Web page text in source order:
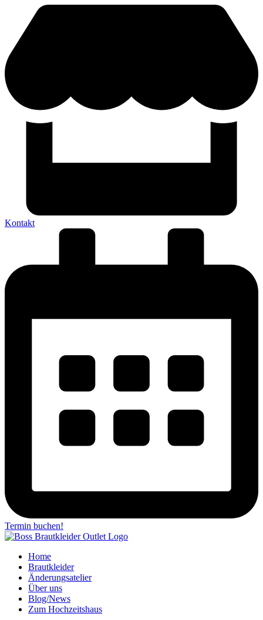
Kontakt
Termin buchen!
Home
Brautkleider
Änderungsatelier
Über uns
Blog/News
Zum Hochzeitshaus